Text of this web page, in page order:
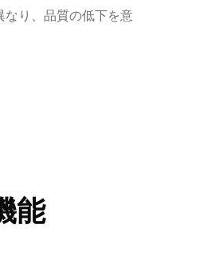
なり、品質の低下を意
能